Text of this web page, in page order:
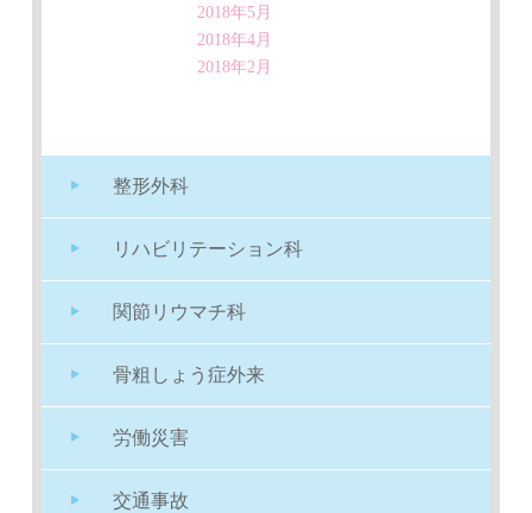
2018年5月
2018年4月
2018年2月
整形外科
リハビリテーション科
関節リウマチ科
骨粗しょう症外来
労働災害
交通事故